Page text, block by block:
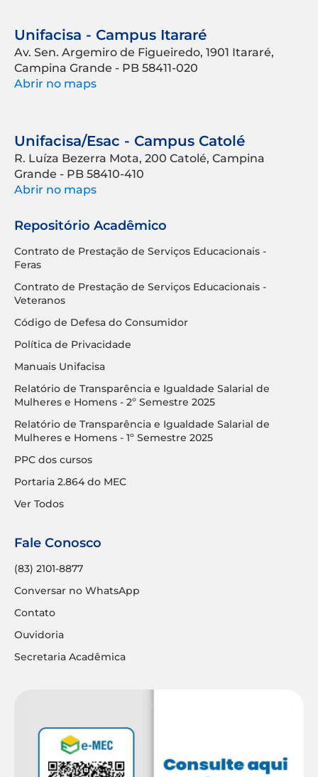
Unifacisa - Campus Itararé
Av. Sen. Argemiro de Figueiredo, 1901 Itararé,
Campina Grande - PB 58411-020
Abrir no maps
Unifacisa/Esac - Campus Catolé
R. Luíza Bezerra Mota, 200 Catolé, Campina
Grande - PB 58410-410
Abrir no maps
Repositório Acadêmico
Contrato de Prestação de Serviços Educacionais -
Feras
Contrato de Prestação de Serviços Educacionais -
Veteranos
Código de Defesa do Consumidor
Política de Privacidade
Manuais Unifacisa
Relatório de Transparência e Igualdade Salarial de
Mulheres e Homens - 2º Semestre 2025
Relatório de Transparência e Igualdade Salarial de
Mulheres e Homens - 1º Semestre 2025
PPC dos cursos
Portaria 2.864 do MEC
Ver Todos
Fale Conosco
(83) 2101-8877
Conversar no WhatsApp
Contato
Ouvidoria
Secretaria Acadêmica